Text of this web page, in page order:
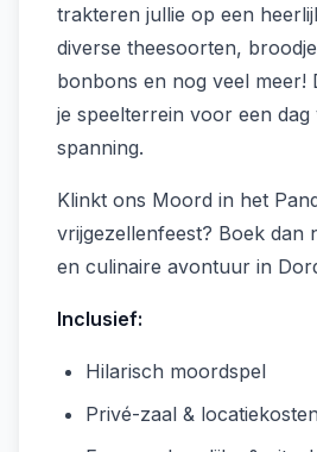
trakteren jullie op een
diverse theesoorten,
bonbons en nog veel
je speelterrein voor een dag
spanning.
Klinkt ons Moord in het
vrijgezellenfeest? Boek dan
en culinaire avontuur in
Inclusief:
Hilarisch moordspel
Privé-zaal & locatiekosten